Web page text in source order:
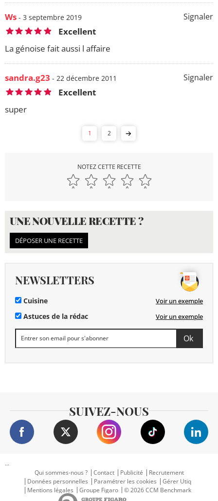
Signaler
Ws - 3 septembre 2019
Excellent
La génoise fait aussi l affaire
Signaler
sandra.g23 - 22 décembre 2011
Excellent
super
1 2
NOTEZ CETTE RECETTE
UNE NOUVELLE RECETTE ?
DÉPOSER UNE RECETTE
NEWSLETTERS
Cuisine Voir un exemple
Astuces de la rédac Voir un exemple
SUIVEZ-NOUS
...
Qui sommes-nous ?
Contact Publicité
Recrutement
Données personnelles
Paramétrer les cookies
Gérer Utiq
Mentions légales
Groupe Figaro © 2026 CCM Benchmark